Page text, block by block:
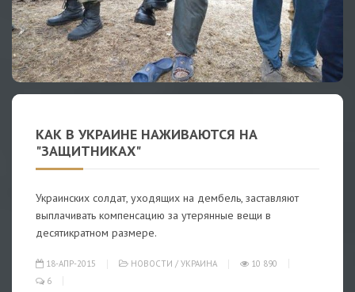
КАК В УКРАИНЕ НАЖИВАЮТСЯ НА
"ЗАЩИТНИКАХ"
Украинских солдат, уходящих на дембель, заставляют
выплачивать компенсацию за утерянные вещи в
десятикратном размере.
18-АПР-2015 НОВОСТИ / УКРАИНА
10 890
6